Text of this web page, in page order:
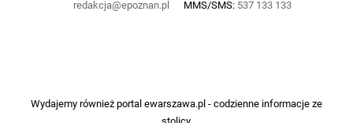
redakcja@epoznan.pl MMS/SMS: 537 133 133
Wydajemy również portalewarszawa.pl- codzienne informacje ze